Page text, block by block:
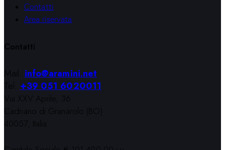
Contatti
Area riservata
Contatti
Mail:info@aramini.net
Tel:+39 051 6020011
Via XXV Aprile, 36
Cadriano di Granarolo (BO)
40057, Italia